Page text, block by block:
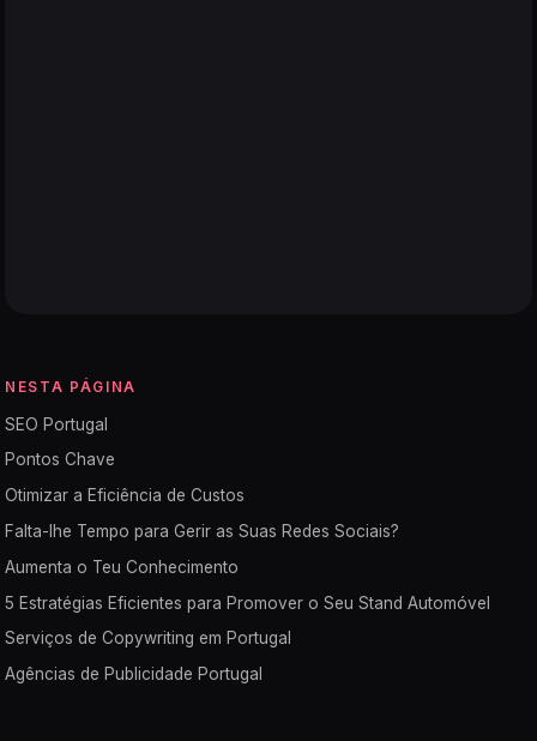
NESTA PÁGINA
SEO Portugal
Pontos Chave
Otimizar a Eficiência de Custos
Falta-lhe Tempo para Gerir as Suas Redes Sociais?
Aumenta o Teu Conhecimento
5 Estratégias Eficientes para Promover o Seu Stand Automóvel
Serviços de Copywriting em Portugal
Agências de Publicidade Portugal